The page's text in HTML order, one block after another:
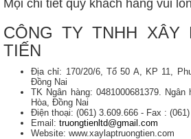
Mọi chi tiết quý khách hàng vui
CÔNG TY TNHH XÂY
TIẾN
Địa chỉ: 170/20/6, Tổ 50 A, KP 11,
Đồng Nai
TK Ngân hàng: 0481000681379.
Hòa, Đồng Nai
Điện thoại: (061) 3.609.666 - Fax :
Email: truongtienltd@gmail.com
Website: www.xaylaptruongtien.com